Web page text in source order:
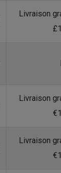
Livraison
Livraison
Livraison